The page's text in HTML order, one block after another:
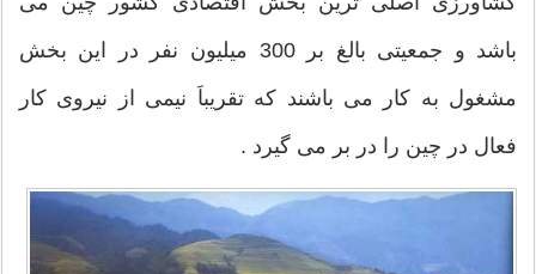
باشد و جمعیتی بالغ بر 300 میلیون نفر در این بخش
مشغول به کار می باشند که تقریباَ نیمی از نیروی کار
فعال در چین را در بر می گیرد .